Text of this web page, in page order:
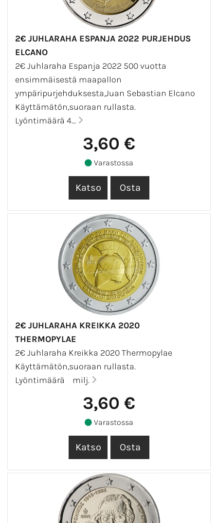
2€ JUHLARAHA ESPANJA 2022 PURJEHDUS
ELCANO
2€ Juhlaraha Espanja 2022 500 vuotta
ensimmäisestä maapallon
ympäripurjehduksesta,Juan Sebastian Elcano
Käyttämätön,suoraan rullasta.
Lyöntimäärä 4...
3,60 €
Varastossa
2€ JUHLARAHA KREIKKA 2020
THERMOPYLAE
2€ Juhlaraha Kreikka 2020 Thermopylae
Käyttämätön,suoraan rullasta.
Lyöntimäärä milj.
3,60 €
Varastossa